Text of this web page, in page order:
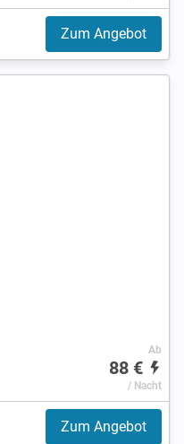
Zum Angebot
Ab
88 €
/ Nacht
Zum Angebot